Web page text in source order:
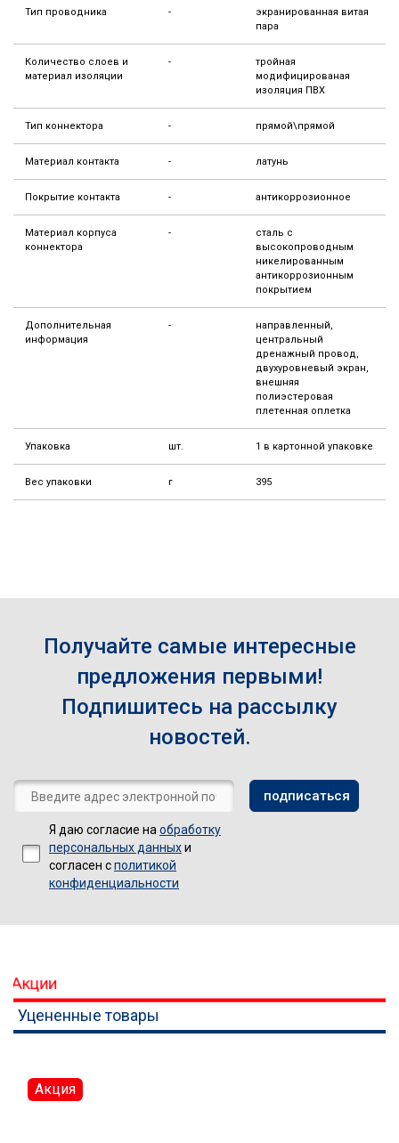
Тип проводника -
экранированная витая
пара
Количество слоев и
материал изоляции
-
тройная
модифицированая
изоляция ПВХ
Тип коннектора - прямой\прямой
Материал контакта - латунь
Покрытие контакта - антикоррозионное
Материал корпуса
коннектора
-
сталь с
высокопроводным
никелированным
антикоррозионным
покрытием
Дополнительная
информация
-
направленный,
центральный
дренажный провод,
двухуровневый экран,
внешняя
полиэстеровая
плетенная оплетка
Упаковка шт. 1 в картонной упаковке
Вес упаковки г 395
Получайте самые интересные
предложения первыми!
Подпишитесь на рассылку
новостей.
Я даю согласие на обработку
персональных данныхи
согласен сполитикой
конфиденциальности
Акции
Уцененные товары
Акция